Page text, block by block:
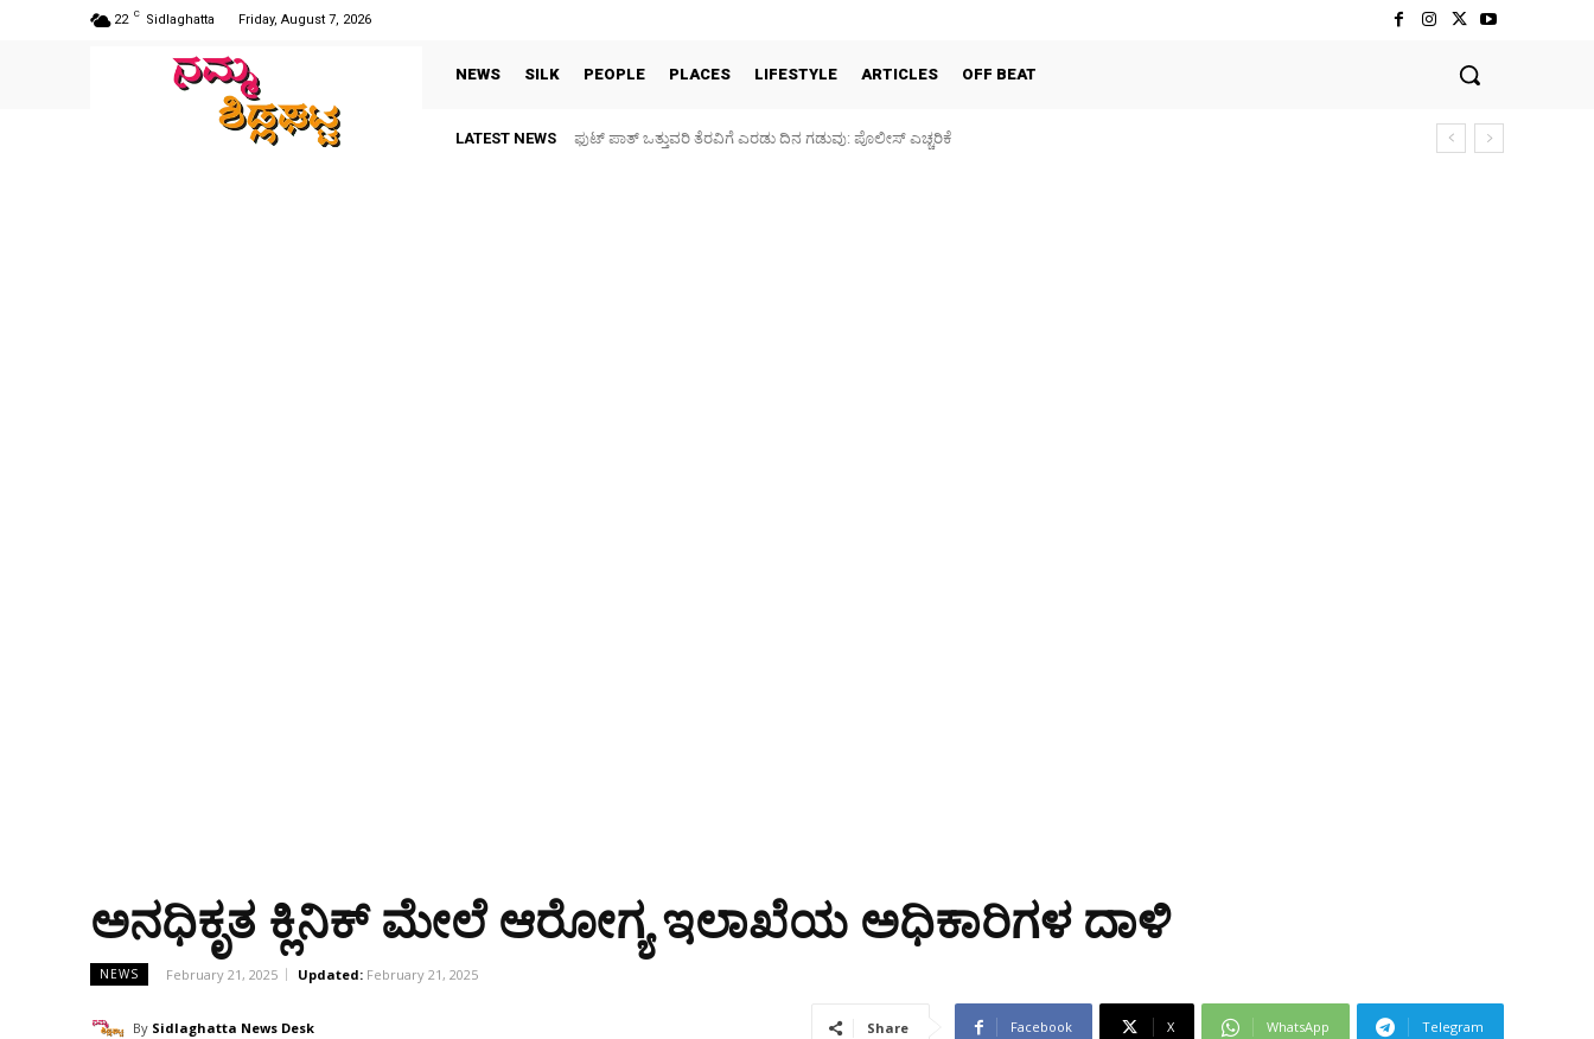
22 C Sidlaghatta Friday, August 7, 2026
NEWS SILK PEOPLE PLACES LIFESTYLE ARTICLES OFF BEAT
LATEST NEWS ಫುಟ್‌ ಪಾತ್ ಒತ್ತುವರಿ ತೆರವಿಗೆ ಎರಡು ದಿನ ಗಡುವು: ಪೊಲೀಸ್ ಎಚ್ಚರಿಕೆ
ಪಶು ಆರೋಗ್ಯ ತಪಾಸಣೆ ಶಿಬಿರ: ಕೃಷಿ ವಿದ್ಯಾರ್ಥಿಗಳಿಂದ ಉಚಿತ ಚಿಕಿತ್ಸೆ
ಅನಧಿಕೃತ ಕ್ಲಿನಿಕ್ ಮೇಲೆ ಆರೋಗ್ಯ ಇಲಾಖೆಯ ಅಧಿಕಾರಿಗಳ ದಾಳಿ
NEWS February 21, 2025 Updated: February 21, 2025
By Sidlaghatta News Desk Share Facebook X WhatsApp Telegram